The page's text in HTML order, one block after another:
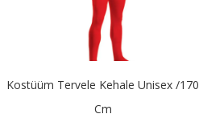
Kostüüm Tervele Kehale Unisex /170
Cm